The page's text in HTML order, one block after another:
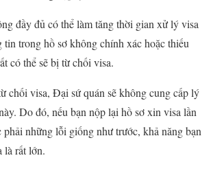
đầy đủ có thể làm tăng thời gian xử lý visa
tin trong hồ sơ không chính xác hoặc thiếu
có thể sẽ bị từ chối visa.
chối visa, Đại sứ quán sẽ không cung cấp lý
Do đó, nếu bạn nộp lại hồ sơ xin visa lần
phải những lỗi giống như trước, khả năng bạn
là rất lớn.